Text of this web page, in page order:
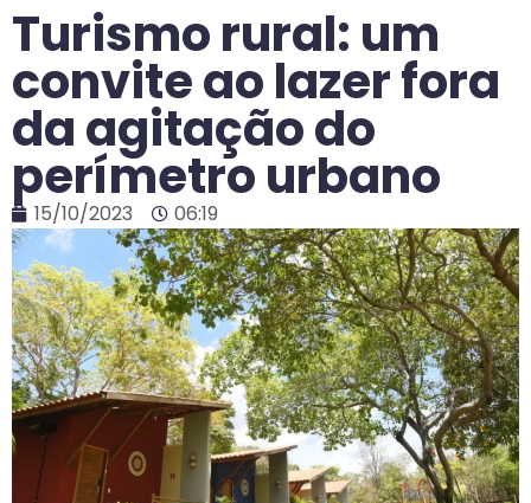
Turismo rural: um
convite ao lazer fora
da agitação do
perímetro urbano
15/10/2023 06:19